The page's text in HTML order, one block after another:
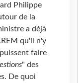
Philippe
de la
a déjà
qu'il n'y
faire
" des
De quoi